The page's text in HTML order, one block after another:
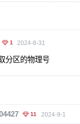
1 2024-8-31
分区的物理号
11 2024-9-1